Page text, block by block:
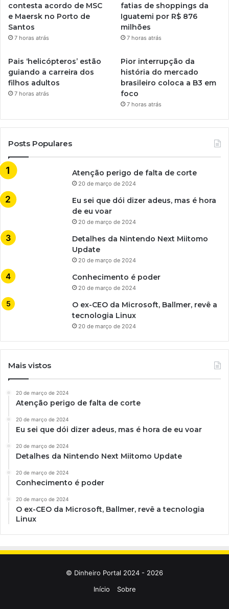
contesta acordo de MSC
e Maersk no Porto de
Santos
7 horas atrás
fatias de shoppings da
Iguatemi por R$ 876
milhões
7 horas atrás
Pais ‘helicópteros’ estão
guiando a carreira dos
filhos adultos
7 horas atrás
Pior interrupção da
história do mercado
brasileiro coloca a B3 em
foco
7 horas atrás
Posts Populares
Atenção perigo de falta de corte
20 de março de 2024
Eu sei que dói dizer adeus, mas é hora
de eu voar
20 de março de 2024
Detalhes da Nintendo Next Miitomo
Update
20 de março de 2024
Conhecimento é poder
20 de março de 2024
O ex-CEO da Microsoft, Ballmer, revê a
tecnologia Linux
20 de março de 2024
Mais vistos
20 de março de 2024
Atenção perigo de falta de corte
20 de março de 2024
Eu sei que dói dizer adeus, mas é hora de eu voar
20 de março de 2024
Detalhes da Nintendo Next Miitomo Update
20 de março de 2024
Conhecimento é poder
20 de março de 2024
O ex-CEO da Microsoft, Ballmer, revê a tecnologia
Linux
© Dinheiro Portal 2024 - 2026
Início
Sobre